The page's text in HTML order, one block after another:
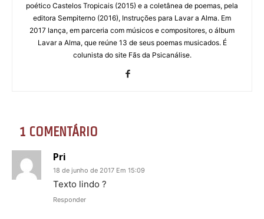
poético Castelos Tropicais (2015) e a coletânea de poemas, pela
editora Sempiterno (2016), Instruções para Lavar a Alma. Em
2017 lança, em parceria com músicos e compositores, o álbum
Lavar a Alma, que reúne 13 de seus poemas musicados. É
colunista do site Fãs da Psicanálise.
1 COMENTÁRIO
Pri
18 de junho de 2017 Em 15:09
Texto lindo ?
Responder